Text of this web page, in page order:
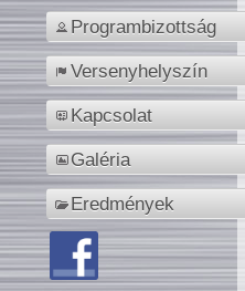
Programbizottság
Versenyhelyszín
Kapcsolat
Galéria
Eredmények